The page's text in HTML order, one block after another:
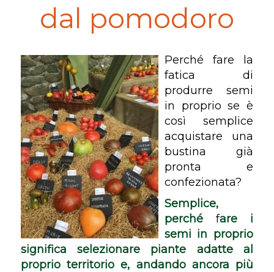
dal pomodoro
Perché fare la
fatica di
produrre semi
in proprio se è
così semplice
acquistare una
bustina già
pronta e
confezionata?
Semplice,
perché fare i
semi in proprio
significa selezionare piante adatte al
proprio territorio e, andando ancora più